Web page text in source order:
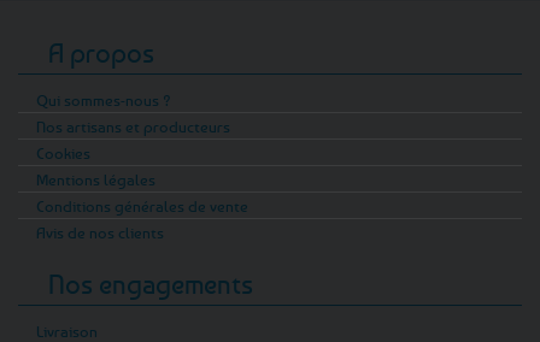
A propos
Qui sommes-nous ?
Nos artisans et producteurs
Cookies
Mentions légales
Conditions générales de vente
Avis de nos clients
Nos engagements
Livraison